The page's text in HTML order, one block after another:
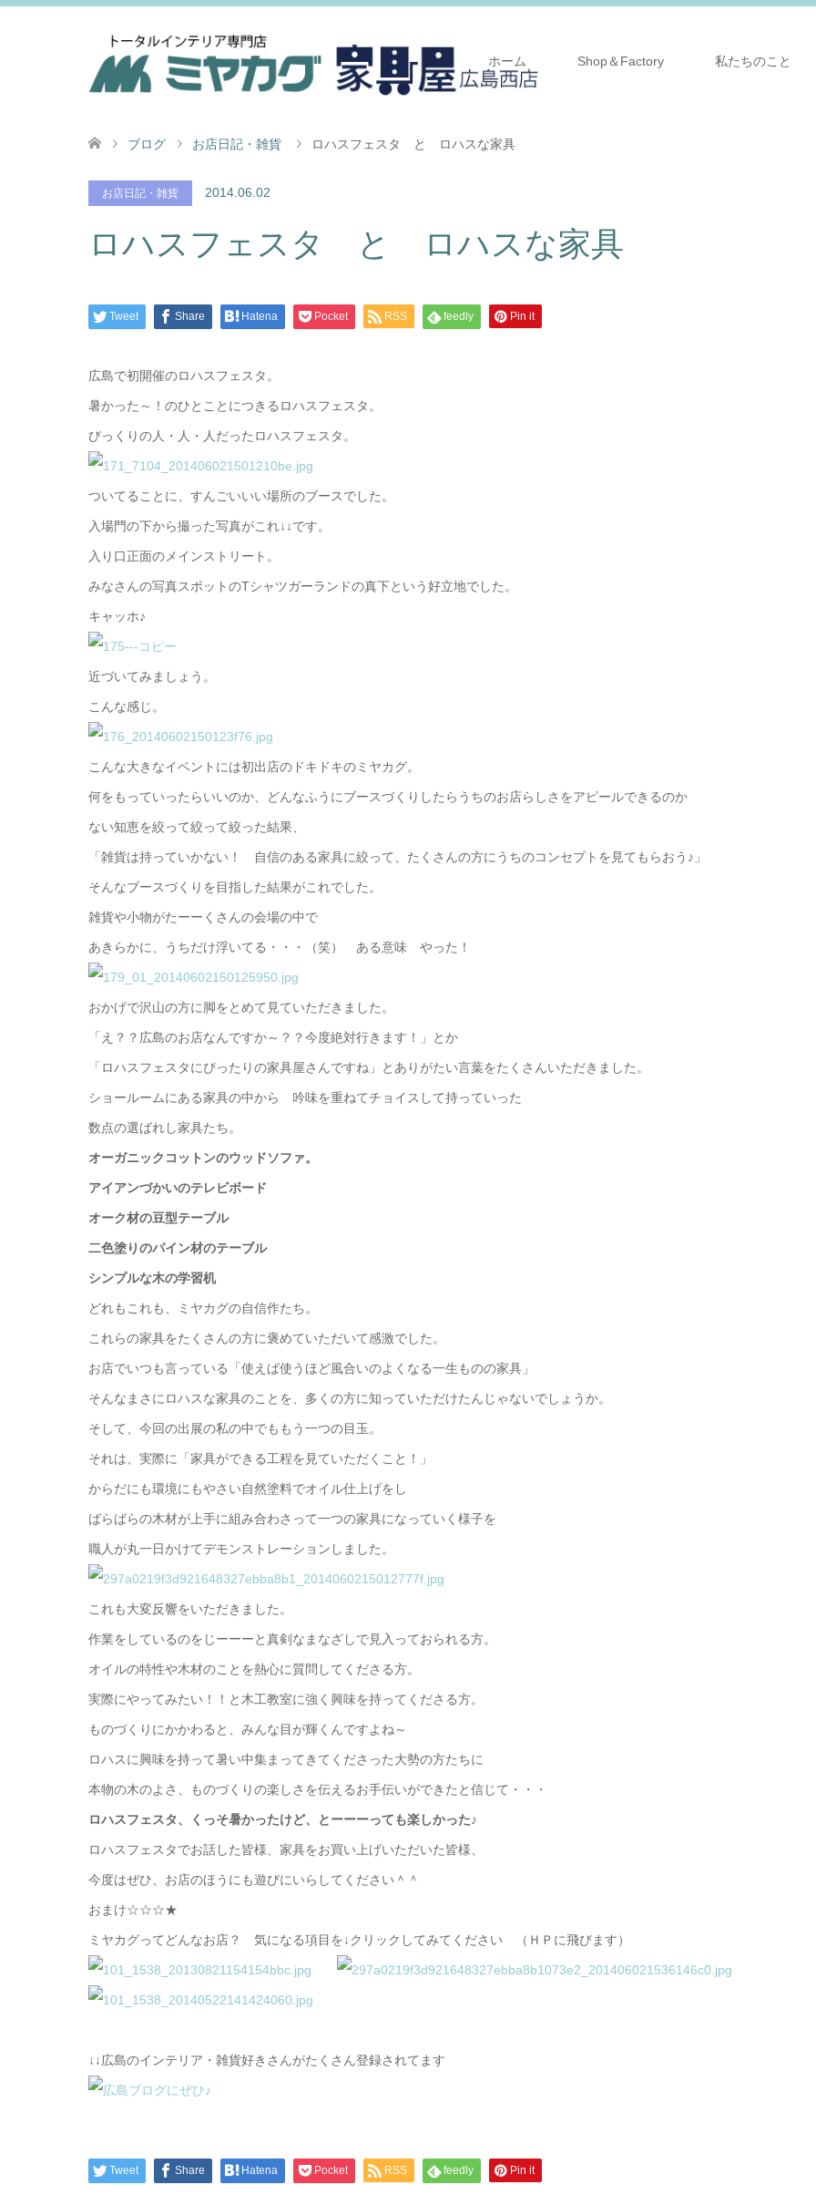
ホーム Shop＆Factory 私たちのこと
ブログ お店日記・雑貨 ロハスフェスタ と ロハスな家具
お店日記・雑貨 2014.06.02
ロハスフェスタ と ロハスな家具
Tweet Share Hatena Pocket RSS feedly Pin it
広島で初開催のロハスフェスタ。
暑かった～！のひとことにつきるロハスフェスタ。
びっくりの人・人・人だったロハスフェスタ。
ついてることに、すんごいいい場所のブースでした。
入場門の下から撮った写真がこれ↓↓です。
入り口正面のメインストリート。
みなさんの写真スポットのTシャツガーランドの真下という好立地でした。
キャッホ♪
近づいてみましょう。
こんな感じ。
こんな大きなイベントには初出店のドキドキのミヤカグ。
何をもっていったらいいのか、どんなふうにブースづくりしたらうちのお店らしさをアピールできるのか
ない知恵を絞って絞って絞った結果、
「雑貨は持っていかない！ 自信のある家具に絞って、たくさんの方にうちのコンセプトを見てもらおう♪」
そんなブースづくりを目指した結果がこれでした。
雑貨や小物がたーーくさんの会場の中で
あきらかに、うちだけ浮いてる・・・（笑） ある意味 やった！
おかげで沢山の方に脚をとめて見ていただきました。
「え？？広島のお店なんですか～？？今度絶対行きます！」とか
「ロハスフェスタにぴったりの家具屋さんですね」とありがたい言葉をたくさんいただきました。
ショールームにある家具の中から 吟味を重ねてチョイスして持っていった
数点の選ばれし家具たち。
オーガニックコットンのウッドソファ。
アイアンづかいのテレビボード
オーク材の豆型テーブル
二色塗りのパイン材のテーブル
シンプルな木の学習机
どれもこれも、ミヤカグの自信作たち。
これらの家具をたくさんの方に褒めていただいて感激でした。
お店でいつも言っている「使えば使うほど風合いのよくなる一生ものの家具」
そんなまさにロハスな家具のことを、多くの方に知っていただけたんじゃないでしょうか。
そして、今回の出展の私の中でももう一つの目玉。
それは、実際に「家具ができる工程を見ていただくこと！」
からだにも環境にもやさい自然塗料でオイル仕上げをし
ばらばらの木材が上手に組み合わさって一つの家具になっていく様子を
職人が丸一日かけてデモンストレーションしました。
これも大変反響をいただきました。
作業をしているのをじーーーと真剣なまなざしで見入っておられる方。
オイルの特性や木材のことを熱心に質問してくださる方。
実際にやってみたい！！と木工教室に強く興味を持ってくださる方。
ものづくりにかかわると、みんな目が輝くんですよね～
ロハスに興味を持って暑い中集まってきてくださった大勢の方たちに
本物の木のよさ、ものづくりの楽しさを伝えるお手伝いができたと信じて・・・
ロハスフェスタ、くっそ暑かったけど、とーーーっても楽しかった♪
ロハスフェスタでお話した皆様、家具をお買い上げいただいた皆様、
今度はぜひ、お店のほうにも遊びにいらしてください＾＾
おまけ☆☆☆★
ミヤカグってどんなお店？ 気になる項目を↓クリックしてみてください （ＨＰに飛びます）
↓↓広島のインテリア・雑貨好きさんがたくさん登録されてます
Tweet Share Hatena Pocket RSS feedly Pin it